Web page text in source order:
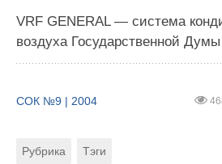
VRF GENERAL — система
воздуха Государственной
СОК №9 | 2004
Рубрика Тэги
СОК №9 | 2004
Рубрика Тэги
Основная функция установок
СОК №9 | 2004
Рубрика Тэги
Необходимость внедрения